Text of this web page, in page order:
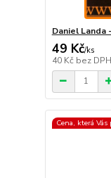
Daniel Landa
49 Kč/ks
40 Kč bez DPH
Cena, která Vás